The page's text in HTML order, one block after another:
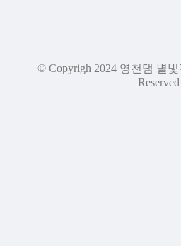
© Copyrigh 2024 영천댐 별
Reserved